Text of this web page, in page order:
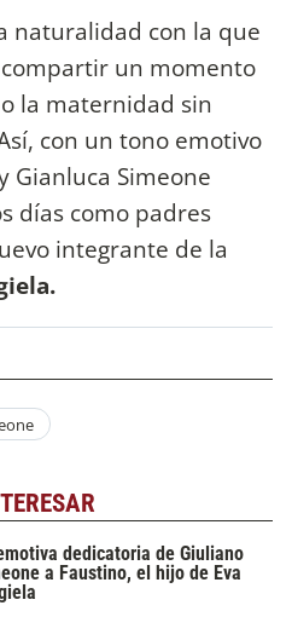
naturalidad con la que
un momento
la maternidad sin
con un tono emotivo
Gianluca Simeone
días como padres
integrante de la
dedicatoria de Giuliano
a Faustino, el hijo de Eva